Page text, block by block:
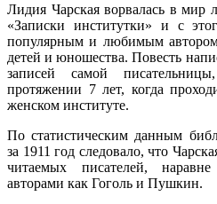
Лидия Чарская ворвалась в мир
«Записки институтки» и с
популярным и любимым
детей и юношества. Повесть
записей самой
протяжении 7 лет, когда
женском институте.
По статистическим данным
за 1911 год следовало, что
читаемых писателей,
авторами как Гоголь и Пушкин.